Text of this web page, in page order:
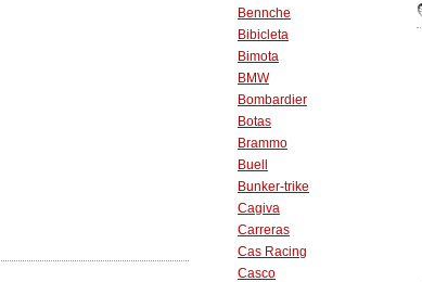
Bennche
Bibicleta
Bimota
BMW
Bombardier
Botas
Brammo
Buell
Bunker-trike
Cagiva
Carreras
Cas Racing
Casco